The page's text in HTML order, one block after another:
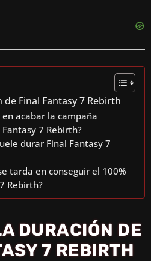
Final Fantasy 7 Rebirth
acabar la campaña
7 Rebirth?
durar Final Fantasy 7
tarda en conseguir el 100%
Rebirth?
DURACIÓN DE
7 REBIRTH